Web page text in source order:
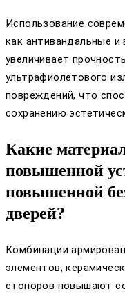
Использование
как антивандальные
увеличивает
ультрафиолетового
повреждений, что
сохранению
Какие
повышенной
повышенной
дверей?
Комбинации
элементов,
стопоров повышают